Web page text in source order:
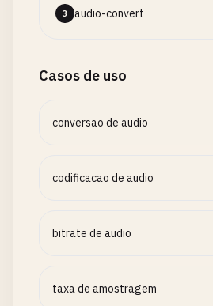
3 audio-convert
Casos de uso
conversao de audio
codificacao de audio
bitrate de audio
taxa de amostragem